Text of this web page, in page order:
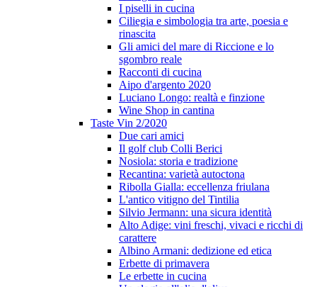
I piselli in cucina
Ciliegia e simbologia tra arte, poesia e
rinascita
Gli amici del mare di Riccione e lo
sgombro reale
Racconti di cucina
Aipo d'argento 2020
Luciano Longo: realtà e finzione
Wine Shop in cantina
Taste Vin 2/2020
Due cari amici
Il golf club Colli Berici
Nosiola: storia e tradizione
Recantina: varietà autoctona
Ribolla Gialla: eccellenza friulana
L'antico vitigno del Tintilia
Silvio Jermann: una sicura identità
Alto Adige: vini freschi, vivaci e ricchi di
carattere
Albino Armani: dedizione ed etica
Erbette di primavera
Le erbette in cucina